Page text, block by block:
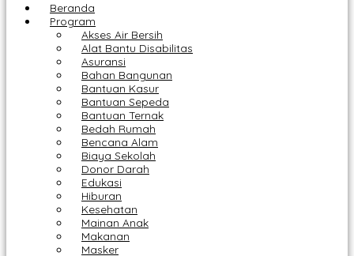
Beranda
Program
Akses Air Bersih
Alat Bantu Disabilitas
Asuransi
Bahan Bangunan
Bantuan Kasur
Bantuan Sepeda
Bantuan Ternak
Bedah Rumah
Bencana Alam
Biaya Sekolah
Donor Darah
Edukasi
Hiburan
Kesehatan
Mainan Anak
Makanan
Masker